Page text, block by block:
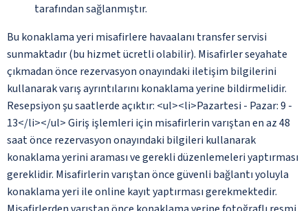
tarafından sağlanmıştır.
Bu konaklama yeri misafirlere havaalanı transfer servisi
sunmaktadır (bu hizmet ücretli olabilir). Misafirler seyahate
çıkmadan önce rezervasyon onayındaki iletişim bilgilerini
kullanarak varış ayrıntılarını konaklama yerine bildirmelidir.
Resepsiyon şu saatlerde açıktır: <ul><li>Pazartesi - Pazar: 9 -
13</li></ul> Giriş işlemleri için misafirlerin varıştan en az 48
saat önce rezervasyon onayındaki bilgileri kullanarak
konaklama yerini araması ve gerekli düzenlemeleri yaptırması
gereklidir. Misafirlerin varıştan önce güvenli bağlantı yoluyla
konaklama yeri ile online kayıt yaptırması gerekmektedir.